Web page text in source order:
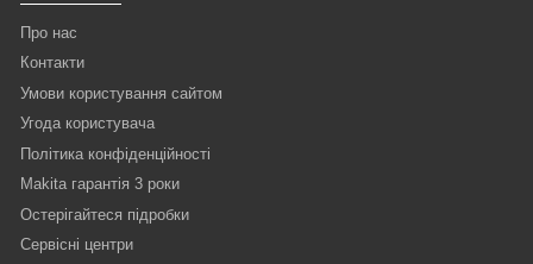
Про нас
Контакти
Умови користування сайтом
Угода користувача
Політика конфіденційності
Makita гарантія 3 роки
Остерігайтеся підробки
Сервісні центри